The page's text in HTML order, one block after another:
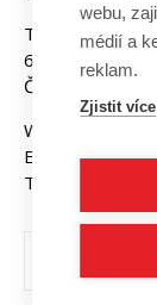
Technická
616 00 Brno
Česká republika
Web:
E-mail:fekt-
Tel: +420 541
webu,
médií a
reklam.
Zjistit více